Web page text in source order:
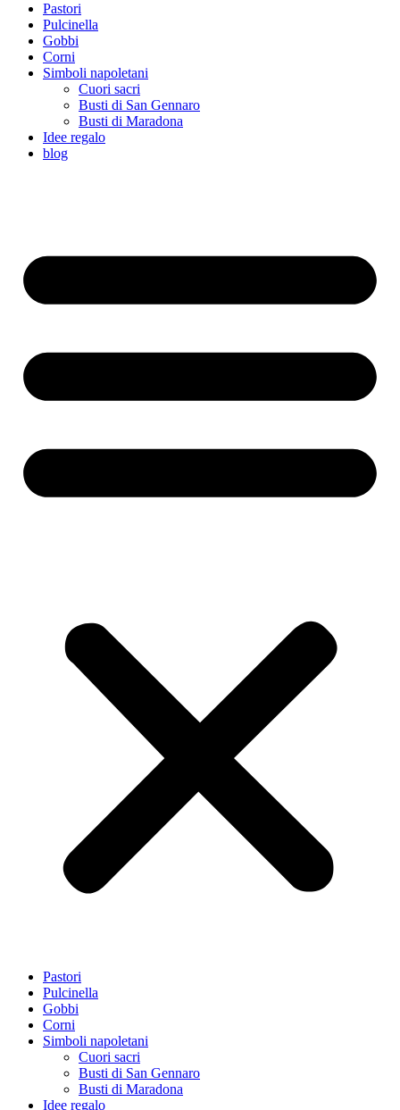
Pastori
Pulcinella
Gobbi
Corni
Simboli napoletani
Cuori sacri
Busti di San Gennaro
Busti di Maradona
Idee regalo
blog
Pastori
Pulcinella
Gobbi
Corni
Simboli napoletani
Cuori sacri
Busti di San Gennaro
Busti di Maradona
Idee regalo